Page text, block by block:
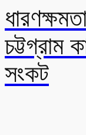
চট্টগ্রাম
সংকট